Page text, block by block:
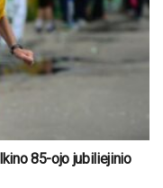
85-ojo jubiliejinio